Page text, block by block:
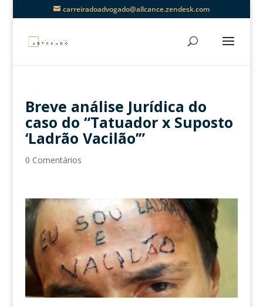
carreiradoadvogado@allcance.zendesk.com
Breve análise Jurídica do
caso do “Tatuador x Suposto
‘Ladrão Vacilão’”
0 Comentários